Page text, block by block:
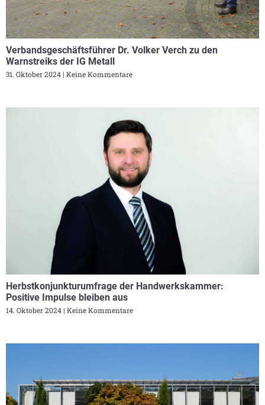
Verbandsgeschäftsführer Dr. Volker Verch zu den
Warnstreiks der IG Metall
31. Oktober 2024 Keine Kommentare
Herbstkonjunkturumfrage der Handwerkskammer:
Positive Impulse bleiben aus
14. Oktober 2024 Keine Kommentare